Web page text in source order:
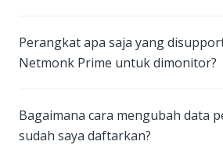
Perangkat apa saja yang
Netmonk Prime untuk dimonitor?
Bagaimana cara mengubah data
sudah saya daftarkan?